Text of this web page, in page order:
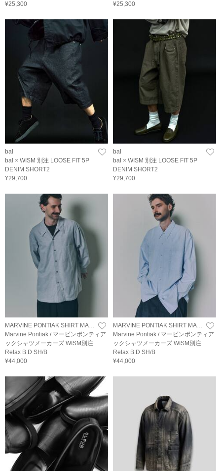
¥25,300
¥25,300
bal
bal × WISM 別注 LOOSE FIT 5P
DENIM SHORT2
¥29,700
bal
bal × WISM 別注 LOOSE FIT 5P
DENIM SHORT2
¥29,700
MARVINE PONTIAK SHIRT MAKERS
Marvine Pontiak / マービンポンティア
ックシャツメーカーズ WISM別注
Relax B.D SH/B
¥44,000
MARVINE PONTIAK SHIRT MAKERS
Marvine Pontiak / マービンポンティア
ックシャツメーカーズ WISM別注
Relax B.D SH/B
¥44,000